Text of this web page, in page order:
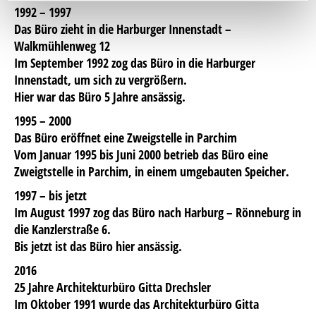
1992 – 1997
Das Büro zieht in die Harburger Innenstadt –
Walkmühlenweg 12
Im September 1992 zog das Büro in die Harburger
Innenstadt, um sich zu vergrößern.
Hier war das Büro 5 Jahre ansässig.
1995 – 2000
Das Büro eröffnet eine Zweigstelle in Parchim
Vom Januar 1995 bis Juni 2000 betrieb das Büro eine
Zweigtstelle in Parchim, in einem umgebauten Speicher.
1997 – bis jetzt
Im August 1997 zog das Büro nach Harburg – Rönneburg in
die Kanzlerstraße 6.
Bis jetzt ist das Büro hier ansässig.
2016
25 Jahre Architekturbüro Gitta Drechsler
Im Oktober 1991 wurde das Architekturbüro Gitta